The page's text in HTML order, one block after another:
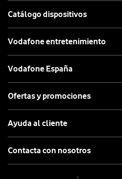
Catálogo dispositivos
Vodafone entretenimiento
Vodafone España
Ofertas y promociones
Ayuda al cliente
Contacta con nosotros